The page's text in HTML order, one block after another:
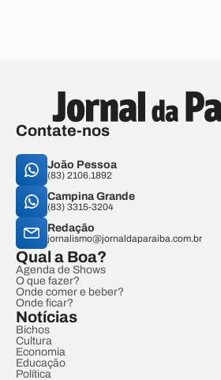
Contate-nos
João Pessoa
(83) 2106.1892
Campina Grande
(83) 3315-3204
Redação
jornalismo@jornaldaparaiba.com.br
Qual a Boa?
Agenda de Shows
O que fazer?
Onde comer e beber?
Onde ficar?
Notícias
Bichos
Cultura
Economia
Educação
Política